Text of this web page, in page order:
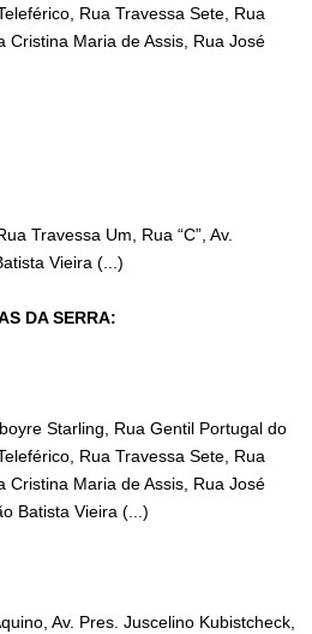
Rua Travessa Sete, Rua
Cristina Maria de Assis, Rua José
Travessa Um, Rua “C”, Av.
Vieira (...)
DA SERRA:
Starling, Rua Gentil Portugal do
Rua Travessa Sete, Rua
Cristina Maria de Assis, Rua José
Batista Vieira (...)
Av. Pres. Juscelino Kubistcheck,